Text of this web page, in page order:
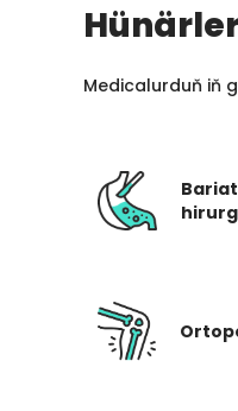
Medicalurduň iň